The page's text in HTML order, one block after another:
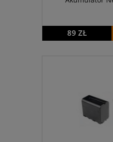
89 ZŁ